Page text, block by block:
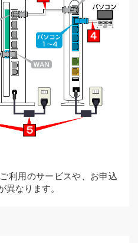
利用のサービスや、お申込
異なります。